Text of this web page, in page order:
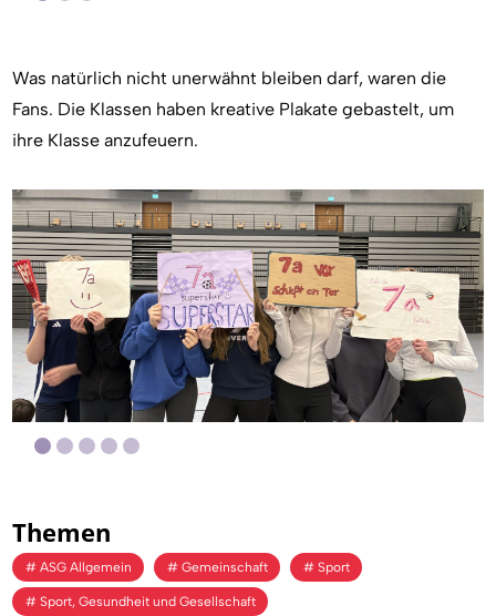
Was natürlich nicht unerwähnt bleiben darf, waren die
Fans. Die Klassen haben kreative Plakate gebastelt, um
ihre Klasse anzufeuern.
Themen
ASG Allgemein Gemeinschaft Sport
Sport, Gesundheit und Gesellschaft